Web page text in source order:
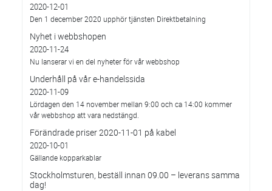
2020-12-01
Den 1 december 2020 upphör tjänsten Direktbetalning
Nyhet i webbshopen
2020-11-24
Nu lanserar vi en del nyheter för vår webbshop
Underhåll på vår e-handelssida
2020-11-09
Lördagen den 14 november mellan 9:00 och ca 14:00 kommer
vår webbshop att vara nedstängd.
Förändrade priser 2020-11-01 på kabel
2020-10-01
Gällande kopparkablar
Stockholmsturen, beställ innan 09.00 – leverans samma
dag!